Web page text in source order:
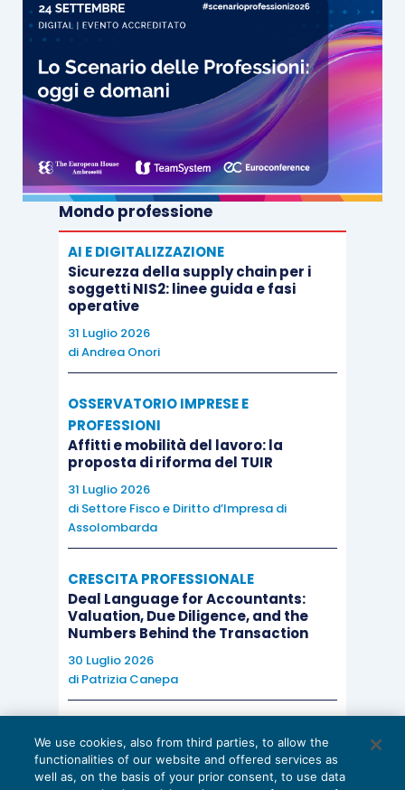
Mondo professione
AI E DIGITALIZZAZIONE
Sicurezza della supply chain per i
soggetti NIS2: linee guida e fasi
operative
31 Luglio 2026
diAndrea Onori
OSSERVATORIO IMPRESE E
PROFESSIONI
Affitti e mobilità del lavoro: la
proposta di riforma del TUIR
31 Luglio 2026
di Settore Fisco e Diritto d’Impresa di
Assolombarda
CRESCITA PROFESSIONALE
Deal Language for Accountants:
Valuation, Due Diligence, and the
Numbers Behind the Transaction
30 Luglio 2026
di Patrizia Canepa
EU AI Act e studi professionali: le
scadenze concrete
We use cookies, also from third parties, to allow the
functionalities of our website and offered services as
well as, on the basis of your prior consent, to use data